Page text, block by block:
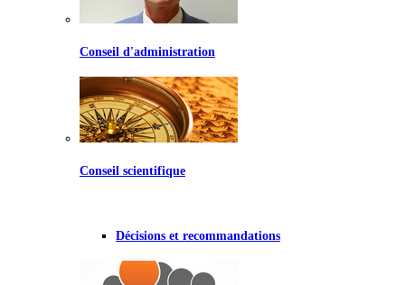
Conseil d'administration
Conseil scientifique
Décisions et recommandations